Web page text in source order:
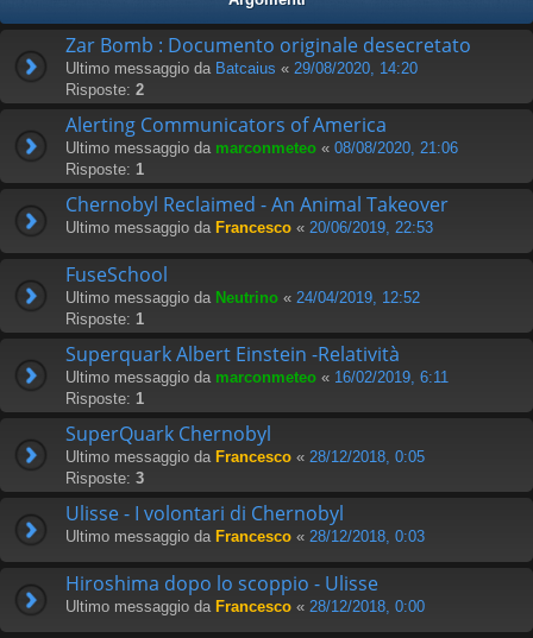
Zar Bomb : Documento originale desecretato
Ultimo messaggio da Batcaius « 29/08/2020, 14:20
Risposte: 2
Alerting Communicators of America
Ultimo messaggio da marconmeteo « 08/08/2020, 21:06
Risposte: 1
Chernobyl Reclaimed - An Animal Takeover
Ultimo messaggio da Francesco « 20/06/2019, 22:53
FuseSchool
Ultimo messaggio da Neutrino « 24/04/2019, 12:52
Risposte: 1
Superquark Albert Einstein -Relatività
Ultimo messaggio da marconmeteo « 16/02/2019, 6:11
Risposte: 1
SuperQuark Chernobyl
Ultimo messaggio da Francesco « 28/12/2018, 0:05
Risposte: 3
Ulisse - I volontari di Chernobyl
Ultimo messaggio da Francesco « 28/12/2018, 0:03
Hiroshima dopo lo scoppio - Ulisse
Ultimo messaggio da Francesco « 28/12/2018, 0:00